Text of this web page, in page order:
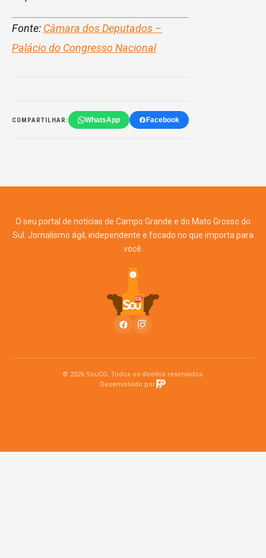
Fonte: Câmara dos Deputados –
Palácio do Congresso Nacional
COMPARTILHAR: WhatsApp Facebook
O seu portal de notícias de Campo Grande e do Mato Grosso do
Sul. Jornalismo ágil, independente e focado no que importa para
você.
© 2026 SouCG. Todos os direitos reservados.
Desenvolvido por